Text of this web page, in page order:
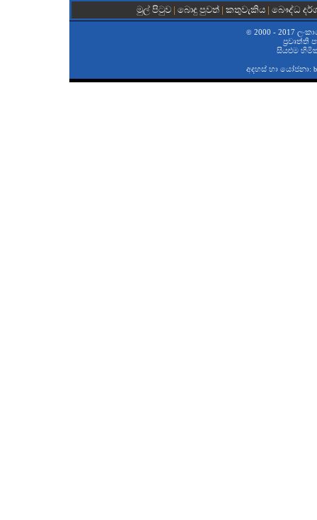
මුල් පිටුව | බොදු පුවත්| කතුවැකිය| බෞද්ධ
©2000 - 2017
ප‍්‍රවෘත්ති
සියළුම
අදහස් හා යෝජනා: